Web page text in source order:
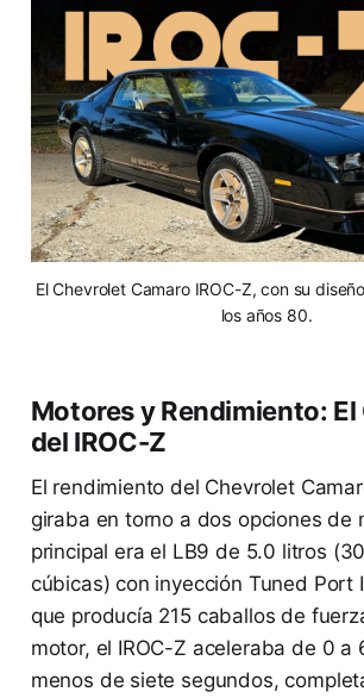
El Chevrolet Camaro IROC-Z, con su
los años 80.
Motores y Rendimiento:
del IROC-Z
El rendimiento del Chevrolet
giraba en torno a dos opciones de
principal era el LB9 de 5.0 litros
cúbicas) con inyección Tuned Port
que producía 215 caballos de
motor, el IROC-Z aceleraba de 0 a
menos de siete segundos,